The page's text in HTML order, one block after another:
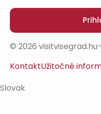
© 2026
KontaktUžitočné
Slovak